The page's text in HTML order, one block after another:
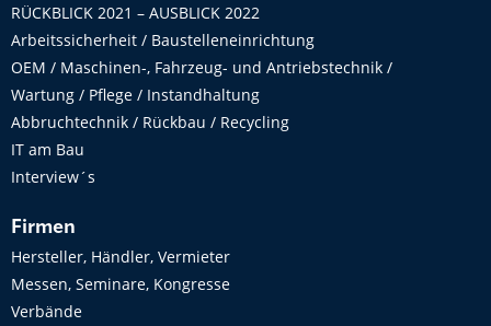
RÜCKBLICK 2021 – AUSBLICK 2022
Arbeitssicherheit / Baustelleneinrichtung
OEM / Maschinen-, Fahrzeug- und Antriebstechnik /
Wartung / Pflege / Instandhaltung
Abbruchtechnik / Rückbau / Recycling
IT am Bau
Interview´s
Firmen
Hersteller, Händler, Vermieter
Messen, Seminare, Kongresse
Verbände